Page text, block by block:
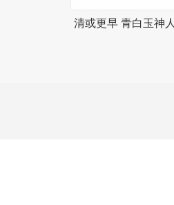
清或更早 青白玉神人